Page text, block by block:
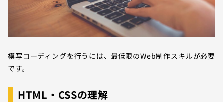
模写コーディングを行うには、最低限のWeb制作スキルが必要
です。
HTML・CSSの理解